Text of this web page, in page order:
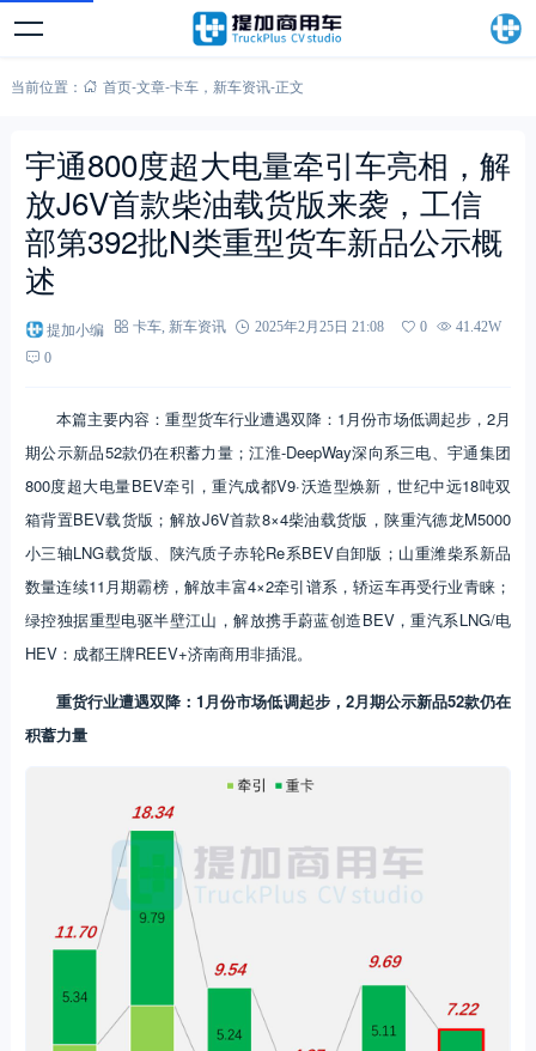
当前位置： 首页-文章-卡车， 新车资讯-正文
宇通800度超大电量牵引车亮相，解
放J6V首款柴油载货版来袭，工信
部第392批N类重型货车新品公示概
述
提加小编 卡车, 新车资讯 2025年2月25日 21:08 0
41.42W
0
本篇主要内容：重型货车行业遭遇双降：1月份市场低调起步，2月
期公示新品52款仍在积蓄力量；江淮-DeepWay深向系三电、宇通集团
800度超大电量BEV牵引，重汽成都V9·沃造型焕新，世纪中远18吨双
箱背置BEV载货版；解放J6V首款8×4柴油载货版，陕重汽德龙M5000
小三轴LNG载货版、陕汽质子赤轮Re系BEV自卸版；山重潍柴系新品
数量连续11月期霸榜，解放丰富4×2牵引谱系，轿运车再受行业青睐；
绿控独据重型电驱半壁江山，解放携手蔚蓝创造BEV，重汽系LNG/电
HEV：成都王牌REEV+济南商用非插混。
重货行业遭遇双降：1月份市场低调起步，2月期公示新品52款仍在
积蓄力量